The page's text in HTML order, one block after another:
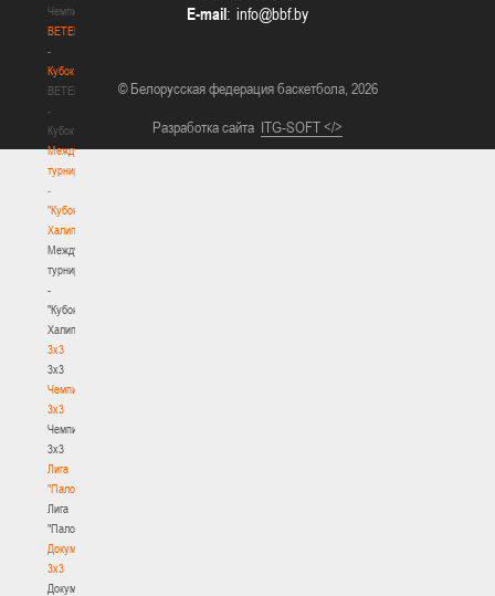
Чемпионат
BETERA
-
Кубок
BETERA
-
Кубок
Международный
турнир
-
"Кубок
Халипского"
Международный
турнир
-
"Кубок
Халипского"
3x3
3x3
Чемпионат
3х3
Чемпионат
3х3
Лига
"Палова"
Лига
"Палова"
Документы
3х3
Документы
E-mail:
© Белорусская федерация баскетбола, 2026
Разработка сайта ITG-SOFT </>